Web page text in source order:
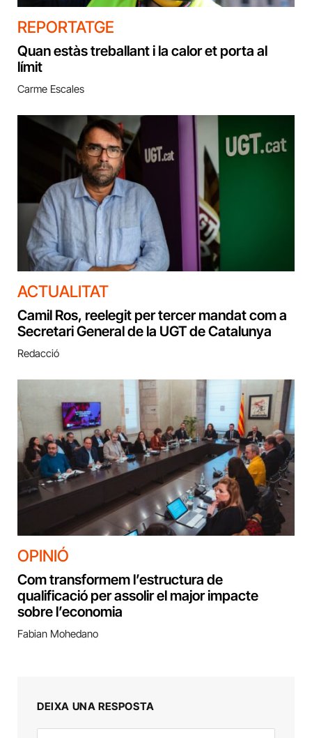
REPORTATGE
Quan estàs treballant i la calor et porta al
límit
Carme Escales
ACTUALITAT
Camil Ros, reelegit per tercer mandat com a
Secretari General de la UGT de Catalunya
Redacció
OPINIÓ
Com transformem l’estructura de
qualificació per assolir el major impacte
sobre l’economia
Fabian Mohedano
DEIXA UNA RESPOSTA